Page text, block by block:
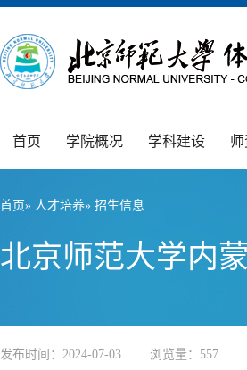
首页 学院概况 学科建设
首页» 人才培养» 招生信息
北京师范大学内
发布时间：2024-07-03 浏览量： 557